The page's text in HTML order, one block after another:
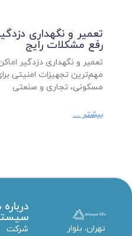
تعمیر و نگهداری
رفع مشکلات رایج
تعمیر و نگهداری دزدگیر
مهم‌ترین تجهیزات امنیتی
مسکونی، تجاری و صنعتی
بیشتر ...
تهران، بلوار
درباره